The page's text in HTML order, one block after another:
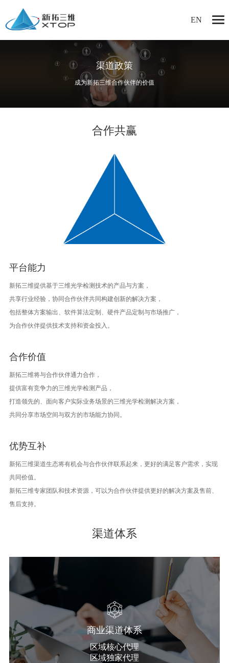
EN
渠道政策
成为新拓三维合作伙伴的价值
合作共赢
平台能力
新拓三维提供基于三维光学检测技术的产品与方案，
共享行业经验，协同合作伙伴共同构建创新的解决方案，
包括整体方案输出、软件算法定制、硬件产品定制与市场推广，
为合作伙伴提供技术支持和资金投入。
合作价值
新拓三维将与合作伙伴通力合作，
提供富有竞争力的三维光学检测产品，
打造领先的、面向客户实际业务场景的三维光学检测解决方案，
共同分享市场空间与双方的市场能力协同。
优势互补
新拓三维渠道生态将有机会与合作伙伴联系起来，更好的满足客户需求，实现
共同价值。
新拓三维专家团队和技术资源，可以为合作伙伴提供更好的解决方案及售前、
售后支持。
渠道体系
商业渠道体系
区域核心代理
区域独家代理